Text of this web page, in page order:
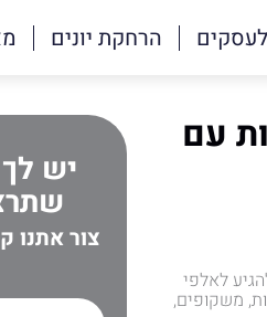
הרחקת יונים
עם
לאלפי
משקופים,
יש
צור אתנו